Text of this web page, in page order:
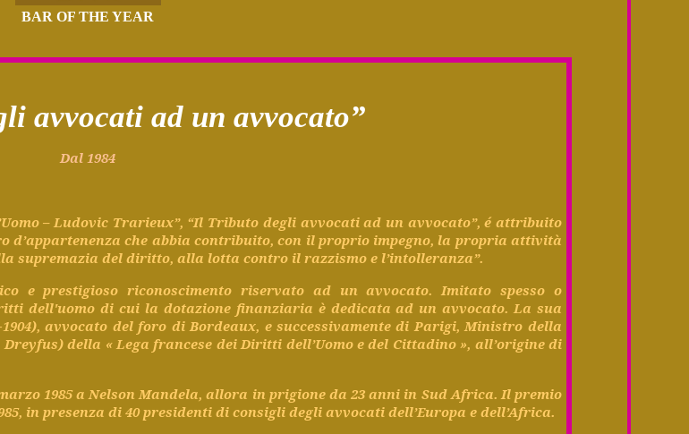
BAR OF THE YEAR
avvocatiad un avvocato”
Dal 1984
– Ludovic Trarieux”, “Il Tributo degli avvocatiad un avvocato”, é attribuito
d’appartenenza che abbia contribuito, con il proprio impegno, la propria attività
supremazia del diritto, alla lotta contro il razzismo e l’intolleranza”.
eprestigioso riconoscimento riservato ad unavvocato. Imitato spesso o
dell'uomo dicui la dotazione finanziaria è dedicata ad unavvocato. La sua
avvocato del foro di Bordeaux, e successivamente di Parigi, Ministro della
Dreyfus)della « Lega francese dei Diritti dell’Uomoedel Cittadino», all’originedi
1985 a Nelson Mandela,allora in prigioneda 23anni in Sud Africa. Il premio
inpresenza di 40presidenti diconsigli degli avvocati dell’Europa edell’Africa.